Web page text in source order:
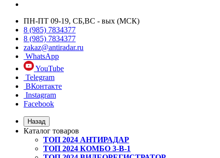
ПН-ПТ 09-19, СБ,ВС - вых (МСК)
8 (985) 7834377
8 (985) 7834377
zakaz@antiradar.ru
WhatsApp
YouTube
Telegram
ВКонтакте
Instagram
Facebook
Назад
Каталог товаров
ТОП 2024 АНТИРАДАР
ТОП 2024 КОМБО 3-В-1